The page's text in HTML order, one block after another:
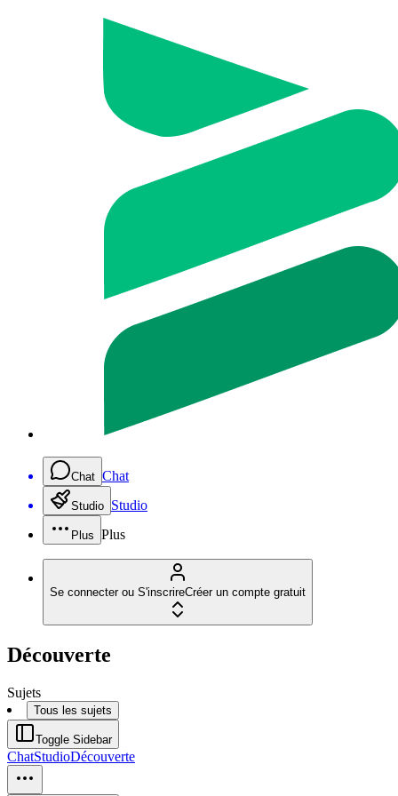
Chat Chat
Studio Studio
Plus Plus
Se connecter ou S'inscrireCréer un compte gratuit
Découverte
Sujets
Tous les sujets
Toggle Sidebar
ChatStudioDécouverte